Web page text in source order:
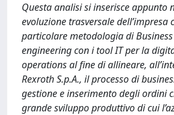
Questa analisi si inserisce appunto
evoluzione trasversale
particolare metodologia di Business
engineering con i tool IT per la
operations al fine di allineare,
Rexroth S.p.A., il processo di
gestione e inserimento degli ordini
grande sviluppo produttivo di cui